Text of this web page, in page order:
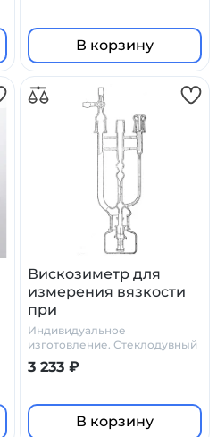
В корзину
Вискозиметр для
измерения вязкости
при
термостатировании
ВИВТ №2
Индивидуальное
изготовление. Стеклодувный
цех Primelab
3 233 ₽
В корзину